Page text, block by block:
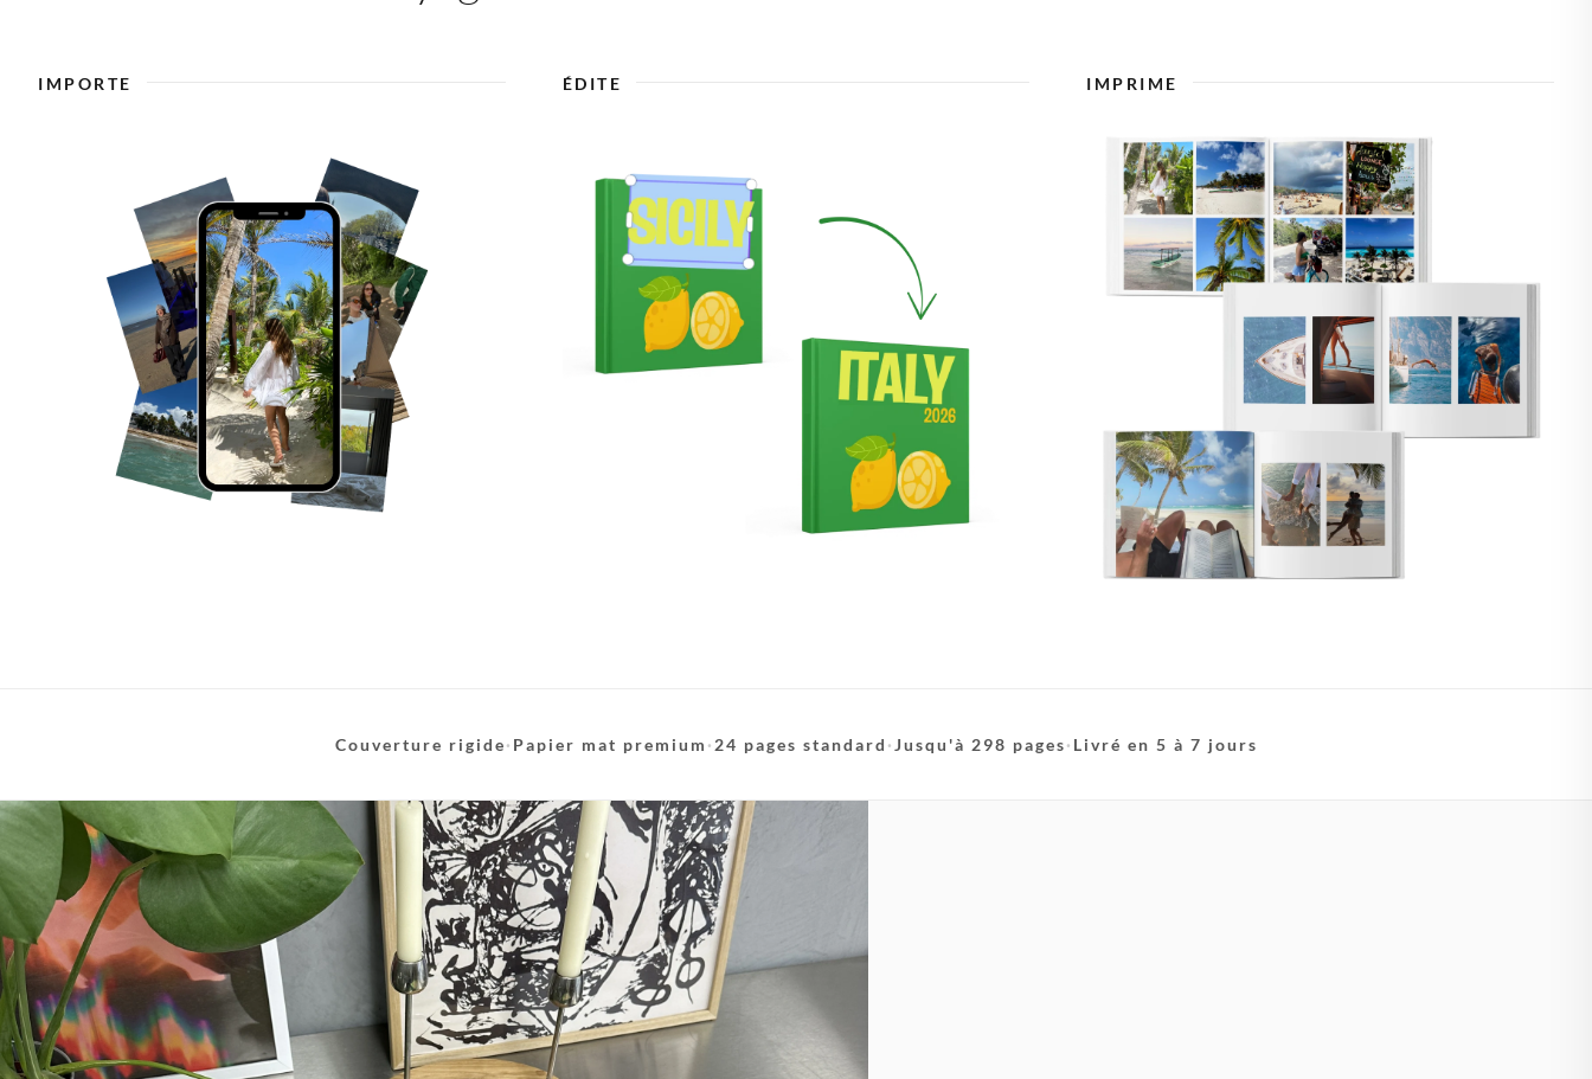
IMPORTE ÉDITE IMPRIME
Couverture rigide· Papier mat premium · 24 pages standard ·Jusqu'à 298 pages· Livré en 5 à 7 jours